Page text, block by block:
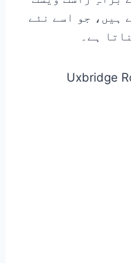
ہیں، جو اسے نئے
ہے۔